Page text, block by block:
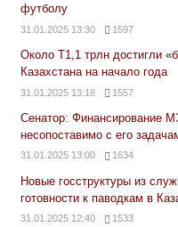
футболу
31.01.2025 13:30 1597
Около Т1,1 трлн достигли
Казахстана на начало года
31.01.2025 13:18 1557
Сенатор: Финансирование
несопоставимо с его
31.01.2025 13:00 1634
Новые госструктуры из
готовности к паводкам в
31.01.2025 12:40 1533